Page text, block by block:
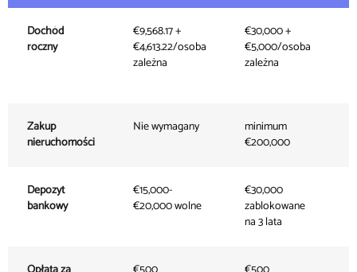
Dochód
roczny
€9,568.17 +
€4,613.22/osoba
zależna
€30,000 +
€5,000/osoba
zależna
Zakup
nieruchomości
Nie wymagany
minimum
€200,000
Depozyt
bankowy
€15,000-
€20,000 wolne
€30,000
zablokowane
na 3 lata